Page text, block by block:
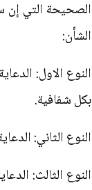
الصحيحة التي إن
الشأن:
النوع الاول:
بكل شفافية.
النوع الثاني:
النوع الثالث: